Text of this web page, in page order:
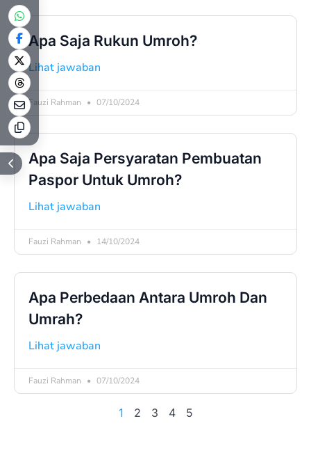
Apa Saja Rukun Umroh?
Lihat jawaban
Fauzi Rahman 07/10/2024
Apa Saja Persyaratan Pembuatan
Paspor Untuk Umroh?
Lihat jawaban
Fauzi Rahman 14/10/2024
Apa Perbedaan Antara Umroh Dan
Umrah?
Lihat jawaban
Fauzi Rahman 07/10/2024
1 2 3 4 5